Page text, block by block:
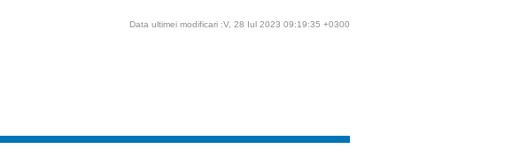
Data ultimei modificari :V, 28 Iul 2023 09:19:35 +0300